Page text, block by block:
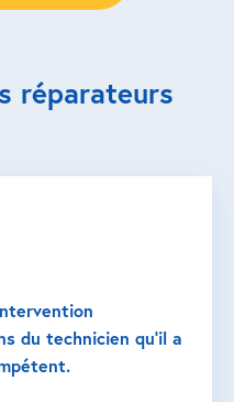
réparateurs
du technicien qu’il a